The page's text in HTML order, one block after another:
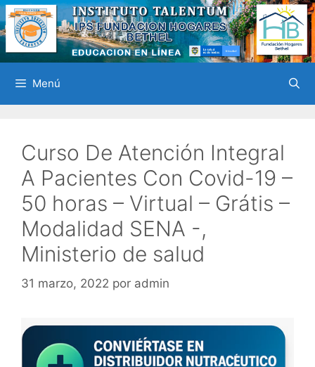
Saltar
al
contenido
Menú
Curso De Atención Integral
A Pacientes Con Covid-19 –
50 horas – Virtual – Grátis –
Modalidad SENA -,
Ministerio de salud
31 marzo, 2022 por admin